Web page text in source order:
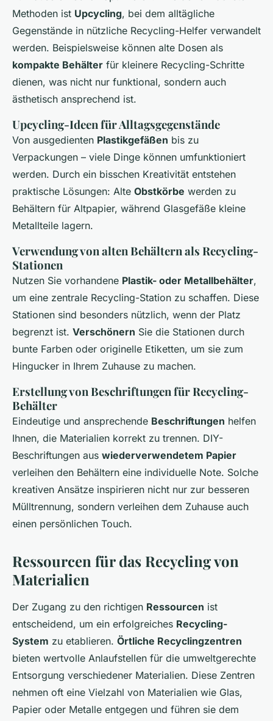
Methoden ist Upcycling, bei dem alltägliche
Gegenstände in nützliche Recycling-Helfer verwandelt
werden. Beispielsweise können alte Dosen als
kompakte Behälter für kleinere Recycling-Schritte
dienen, was nicht nur funktional, sondern auch
ästhetisch ansprechend ist.
Upcycling-Ideen für Alltagsgegenstände
Von ausgedienten Plastikgefäßen bis zu
Verpackungen – viele Dinge können umfunktioniert
werden. Durch ein bisschen Kreativität entstehen
praktische Lösungen: Alte Obstkörbe werden zu
Behältern für Altpapier, während Glasgefäße kleine
Metallteile lagern.
Verwendung von alten Behältern als Recycling-
Stationen
Nutzen Sie vorhandene Plastik- oder Metallbehälter,
um eine zentrale Recycling-Station zu schaffen. Diese
Stationen sind besonders nützlich, wenn der Platz
begrenzt ist. Verschönern Sie die Stationen durch
bunte Farben oder originelle Etiketten, um sie zum
Hingucker in Ihrem Zuhause zu machen.
Erstellung von Beschriftungen für Recycling-
Behälter
Eindeutige und ansprechende Beschriftungen helfen
Ihnen, die Materialien korrekt zu trennen. DIY-
Beschriftungen aus wiederverwendetem Papier
verleihen den Behältern eine individuelle Note. Solche
kreativen Ansätze inspirieren nicht nur zur besseren
Mülltrennung, sondern verleihen dem Zuhause auch
einen persönlichen Touch.
Ressourcen für das Recycling von
Materialien
Der Zugang zu den richtigen Ressourcen ist
entscheidend, um ein erfolgreiches Recycling-
System zu etablieren. Örtliche Recyclingzentren
bieten wertvolle Anlaufstellen für die umweltgerechte
Entsorgung verschiedener Materialien. Diese Zentren
nehmen oft eine Vielzahl von Materialien wie Glas,
Papier oder Metalle entgegen und führen sie dem